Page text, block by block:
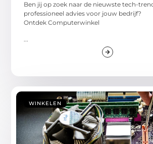
Ben jij op zoek naar de nieuwste tech-
professioneel advies voor jouw bedrijf?
Ontdek Computerwinkel
WINKELEN